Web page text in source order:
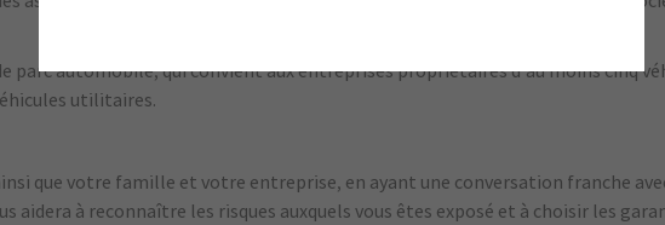
parc automobile, qui convient aux entreprises propriétaires d’au moins cinq
utilitaires.
que votre famille et votre entreprise, en ayant une conversation franche
aidera à reconnaître les risques auxquels vous êtes exposé et à choisir les